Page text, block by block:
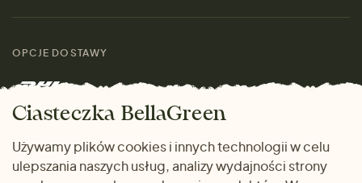
Skontaktuj się z nami
Marki
Kobiety
Mężczyźni
Prezenty
rozmiarach
Zwrot towaru
Dlaczego warto kupować
OPCJE DOSTAWY
METODY PŁATNOŚCI
Ciasteczka BellaGreen
Używamy plików cookies i innych technologii w celu
ulepszania naszych usług, analizy wydajności strony